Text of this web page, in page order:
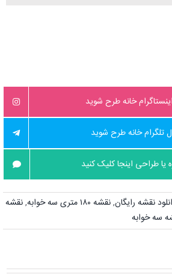
خانه طرح شوید
تلگرام خانه طرح شوید
یا طراحی اینجا کلیک کنید
نقشه رایگان,نقشه ۱۸۰ متری سه خوابه ,نقشه
سه خوابه